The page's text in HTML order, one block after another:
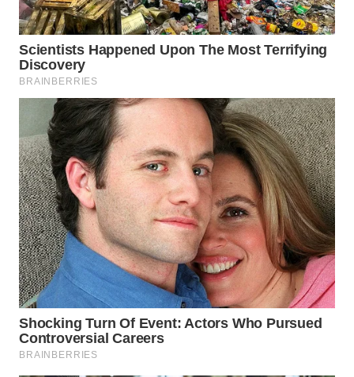
WN
SOLO
BOROBUDUR
WN
MADURA
WN
SURABAYA
WN
NATUNA
WN
BINTAN